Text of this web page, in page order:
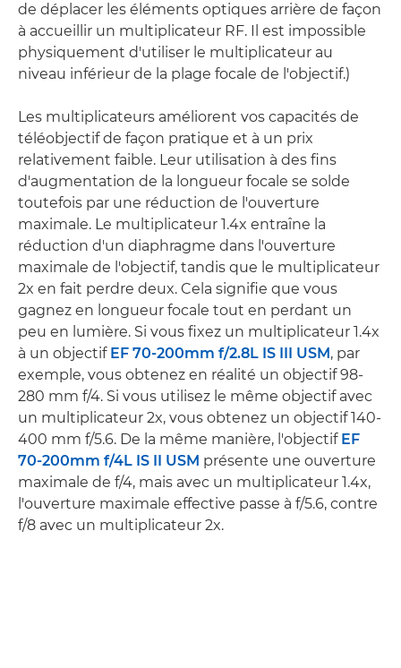
de déplacer les éléments optiques arrière de façon
à accueillir un multiplicateur RF. Il est impossible
physiquement d'utiliser le multiplicateur au
niveau inférieur de la plage focale de l'objectif.)
Les multiplicateurs améliorent vos capacités de
téléobjectif de façon pratique et à un prix
relativement faible. Leur utilisation à des fins
d'augmentation de la longueur focale se solde
toutefois par une réduction de l'ouverture
maximale. Le multiplicateur 1.4x entraîne la
réduction d'un diaphragme dans l'ouverture
maximale de l'objectif, tandis que le multiplicateur
2x en fait perdre deux. Cela signifie que vous
gagnez en longueur focale tout en perdant un
peu en lumière. Si vous fixez un multiplicateur 1.4x
à un objectif EF 70-200mm f/2.8L IS III USM, par
exemple, vous obtenez en réalité un objectif 98-
280 mm f/4. Si vous utilisez le même objectif avec
un multiplicateur 2x, vous obtenez un objectif 140-
400 mm f/5.6. De la même manière, l'objectif EF
70-200mm f/4L IS II USM présente une ouverture
maximale de f/4, mais avec un multiplicateur 1.4x,
l'ouverture maximale effective passe à f/5.6, contre
f/8 avec un multiplicateur 2x.